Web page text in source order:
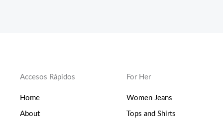
Accesos Rápidos
Home
About
For Her
Women Jeans
Tops and Shirts